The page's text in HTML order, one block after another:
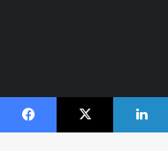
Facebook X Linkedin